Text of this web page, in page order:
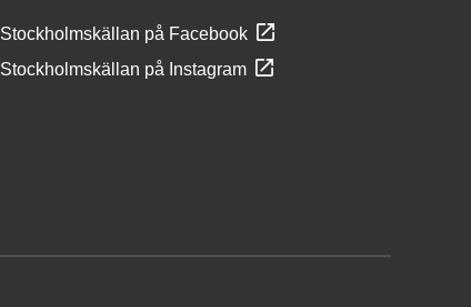
Stockholmskällan på Facebook
Stockholmskällan på Instagram